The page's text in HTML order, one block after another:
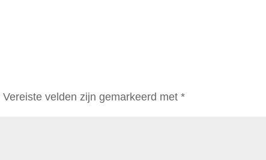
Vereiste velden zijn gemarkeerd met*